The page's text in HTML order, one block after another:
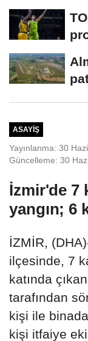
ASAYIŞ
Yayınlanma: 30
Güncelleme: 30
İzmir'de 7
yangın; 6
İZMİR,
ilçesinde, 7
katında
tarafından
kişi ile
kişi itfaiye